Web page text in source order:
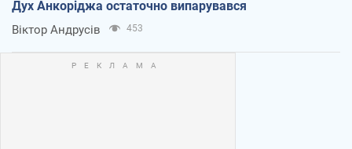
Дух Анкоріджа остаточно випарувався
Віктор Андрусів 453